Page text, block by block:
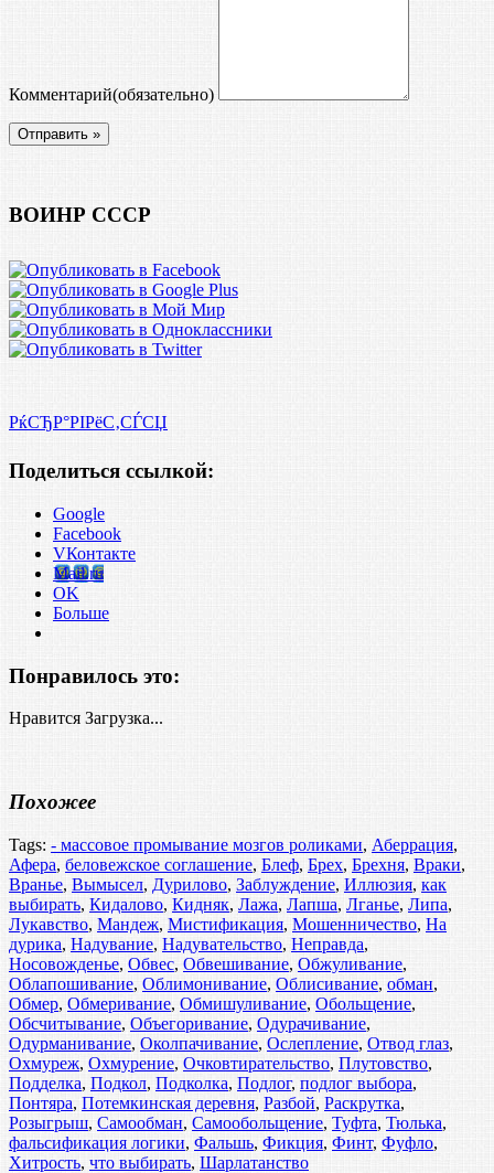
Комментарий(обязательно)
ВОИНР СССР
РќСЂР°РІРёС‚СЃСЏ
Поделиться ссылкой:
Google
Facebook
VКонтакте
Mail.ru
OK
Больше
Понравилось это:
Нравится Загрузка...
Похожее
Tags: - массовое промывание мозгов роликами, Аберрация,
Афера, беловежское соглашение, Блеф, Брех, Брехня, Враки,
Вранье, Вымысел, Дурилово, Заблуждение, Иллюзия, как
выбирать, Кидалово, Кидняк, Лажа, Лапша, Лганье, Липа,
Лукавство, Мандеж, Мистификация, Мошенничество, На
дурика, Надувание, Надувательство, Неправда,
Носовожденье, Обвес, Обвешивание, Обжуливание,
Облапошивание, Облимонивание, Облисивание, обман,
Обмер, Обмеривание, Обмишуливание, Обольщение,
Обсчитывание, Объегоривание, Одурачивание,
Одурманивание, Околпачивание, Ослепление, Отвод глаз,
Охмуреж, Охмурение, Очковтирательство, Плутовство,
Подделка, Подкол, Подколка, Подлог, подлог выбора,
Понтяра, Потемкинская деревня, Разбой, Раскрутка,
Розыгрыш, Самообман, Самообольщение, Туфта, Тюлька,
фальсификация логики, Фальшь, Фикция, Финт, Фуфло,
Хитрость, что выбирать, Шарлатанство